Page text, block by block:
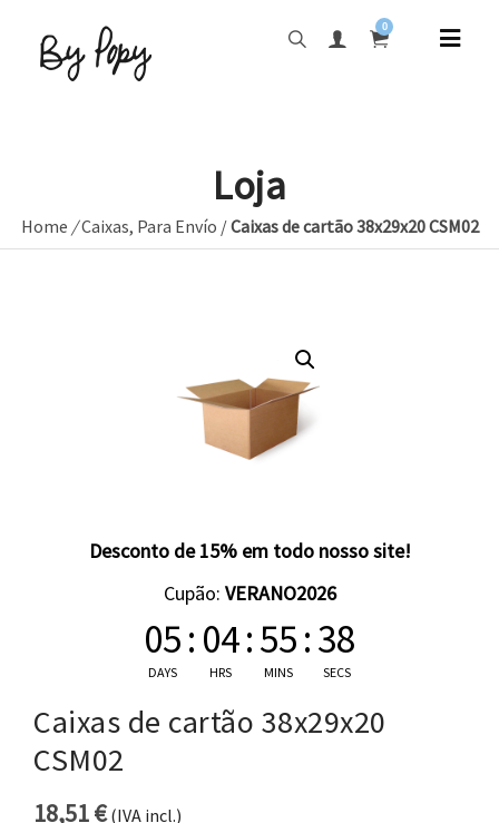
0
Loja
Home /Caixas, Para Envío /Caixas de cartão 38x29x20 CSM02
Desconto de 15% em todo nosso site!
Cupão: VERANO2026
05
DAYS
: 04
HRS
:55
MINS
:38
SECS
Caixas de cartão 38x29x20
CSM02
18,51€(IVA incl.)